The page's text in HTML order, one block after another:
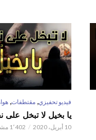
فيديو تحفيزي, مقتطفات,
يا بخيل لا تبخل على
10 أبريل، 2020 1٬402 مشاهدات